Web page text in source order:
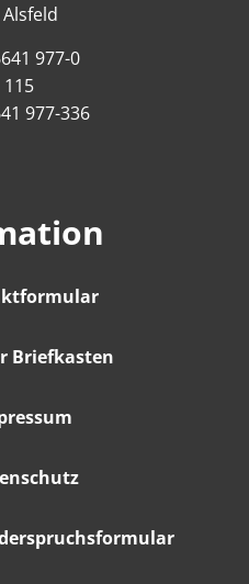
Alsfeld
977-0
115
977-336
Briefkasten